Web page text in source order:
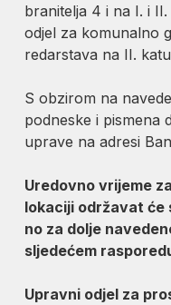
branitelja 4 i na I. i
odjel za komunalno
redarstava na II.
S obzirom na
podneske i pismena
uprave na adresi
Uredovno vrijeme
lokaciji održavat će
no za dolje
sljedećem
Upravni odjel za